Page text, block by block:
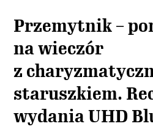
Przemytnik –
na wieczór
z
staruszkiem.
wydania UHD